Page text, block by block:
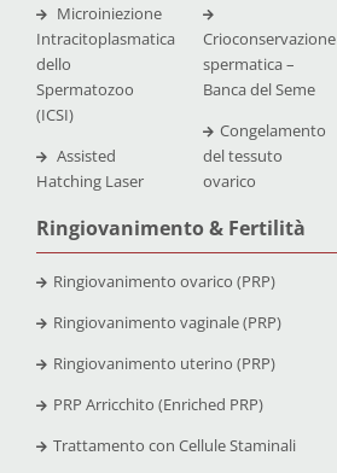
Microiniezione
Intracitoplasmatica
dello
Spermatozoo
(ICSI)
Assisted
Hatching Laser
Crioconservazione
spermatica –
Banca del Seme
Congelamento
del tessuto
ovarico
Ringiovanimento & Fertilità
Ringiovanimento ovarico (PRP)
Ringiovanimento vaginale (PRP)
Ringiovanimento uterino (PRP)
PRP Arricchito (Enriched PRP)
Trattamento con Cellule Staminali